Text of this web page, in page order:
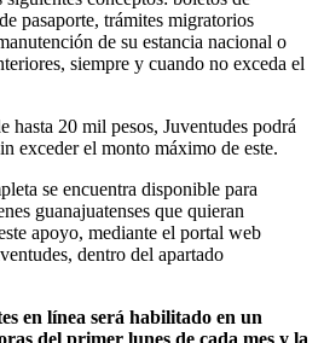
pasaporte, trámites migratorios
de su estancia nacional o
siempre y cuando no exceda el
hasta 20 mil pesos, Juventudes podrá
exceder el monto máximo de este.
se encuentra disponible para
guanajuatenses que quieran
apoyo, mediante el portal web
dentro del apartado
en línea será habilitado en un
del primer lunes de cada mes y la